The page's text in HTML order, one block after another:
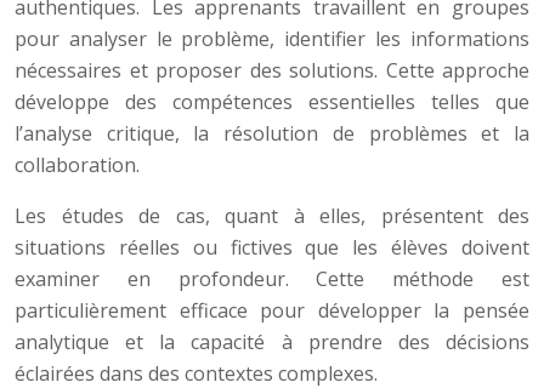
authentiques. Les apprenants travaillent en groupes
pour analyser le problème, identifier les informations
nécessaires et proposer des solutions. Cette approche
développe des compétences essentielles telles que
l’analyse critique, la résolution de problèmes et la
collaboration.
Les études de cas, quant à elles, présentent des
situations réelles ou fictives que les élèves doivent
examiner en profondeur. Cette méthode est
particulièrement efficace pour développer la pensée
analytique et la capacité à prendre des décisions
éclairées dans des contextes complexes.